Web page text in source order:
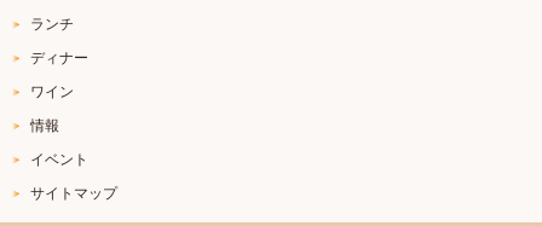
ランチ
ディナー
ワイン
情報
イベント
サイトマップ